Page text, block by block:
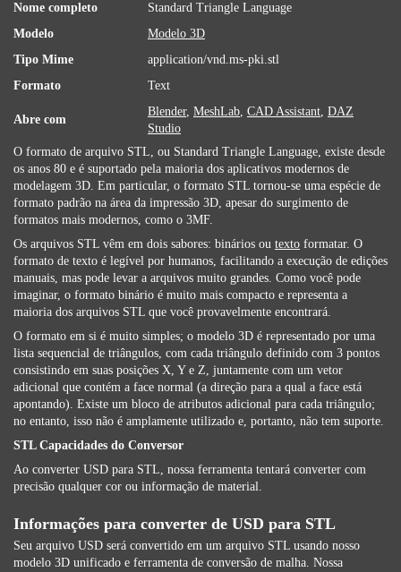
Nome completo
Standard Triangle Language
Modelo
Modelo 3D
Tipo Mime
application/vnd.ms-pki.stl
Formato
Text
Abre com
Blender, MeshLab, CAD Assistant, DAZ
Studio
O formato de arquivo STL, ou Standard Triangle Language, existe desde
os anos 80 e é suportado pela maioria dos aplicativos modernos de
modelagem 3D. Em particular, o formato STL tornou-se uma espécie de
formato padrão na área da impressão 3D, apesar do surgimento de
formatos mais modernos, como o 3MF.
Os arquivos STL vêm em dois sabores: binários ou texto formatar. O
formato de texto é legível por humanos, facilitando a execução de edições
manuais, mas pode levar a arquivos muito grandes. Como você pode
imaginar, o formato binário é muito mais compacto e representa a
maioria dos arquivos STL que você provavelmente encontrará.
O formato em si é muito simples; o modelo 3D é representado por uma
lista sequencial de triângulos, com cada triângulo definido com 3 pontos
consistindo em suas posições X, Y e Z, juntamente com um vetor
adicional que contém a face normal (a direção para a qual a face está
apontando). Existe um bloco de atributos adicional para cada triângulo;
no entanto, isso não é amplamente utilizado e, portanto, não tem suporte.
STL Capacidades do Conversor
Ao converter USD para STL, nossa ferramenta tentará converter com
precisão qualquer cor ou informação de material.
Informações para converter de USD para STL
Seu arquivo USD será convertido em um arquivo STL usando nosso
modelo 3D unificado e ferramenta de conversão de malha. Nossa